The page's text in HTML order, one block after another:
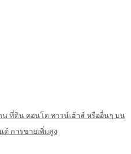
ที่ดิน คอนโด ทาวน์เฮ้าส์ หรืออื่นๆ บน
ต์ การขายเพิ่มสูง